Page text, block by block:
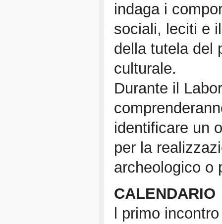
indaga i
sociali, leciti e
della tutela del
culturale.
Durante il
identificare un
per la
archeologico o
CALENDARIO
l primo